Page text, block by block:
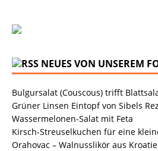
NEUES VON UNSEREM
Bulgursalat (Couscous) trifft
Grüner Linsen Eintopf von Sibels
Wassermelonen-Salat mit Feta
Kirsch-Streuselkuchen für eine
Orahovac – Walnusslikör aus